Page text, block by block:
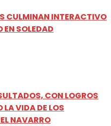
CULMINAN INTERACTIVO
SOLEDAD
CON LOGROS
VIDA DE LOS
NAVARRO